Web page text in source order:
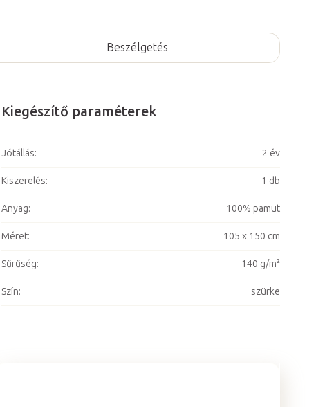
Beszélgetés
Kiegészítő paraméterek
Jótállás: 2 év
Kiszerelés: 1 db
Anyag: 100% pamut
Méret: 105 x 150 cm
Sűrűség: 140 g/m²
Szín: szürke